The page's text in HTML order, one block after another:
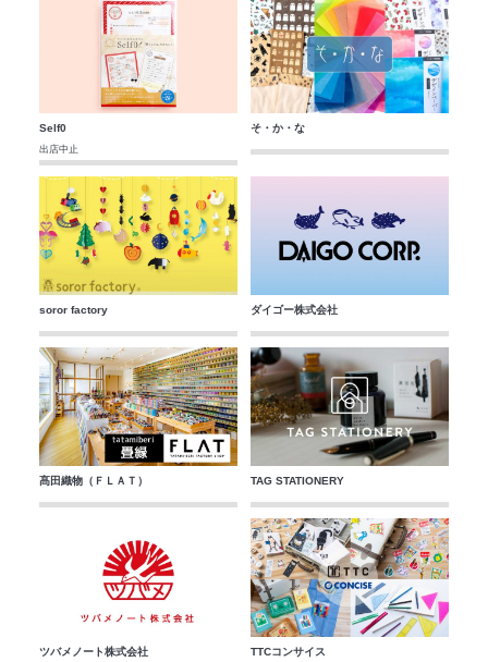
Self0
出店中止
そ・か・な
soror factory ダイゴー株式会社
髙田織物（ＦＬＡＴ） TAG STATIONERY
ツバメノート株式会社 TTCコンサイス